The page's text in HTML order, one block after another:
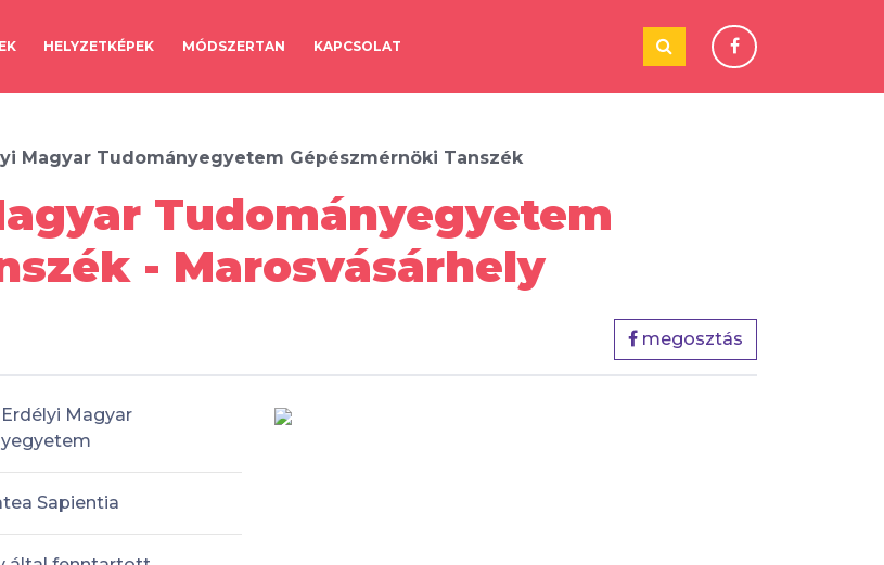
HELYZETKÉPEK MÓDSZERTAN KAPCSOLAT
Magyar Tudományegyetem Gépészmérnöki Tanszék
Tudományegyetem
- Marosvásárhely
megosztás
Magyar
Sapientia